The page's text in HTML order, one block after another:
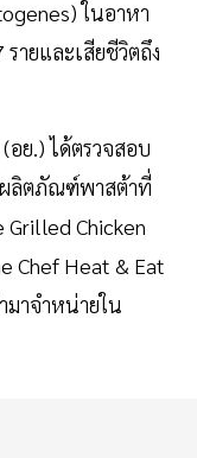
ในอาหา
ายและเสียชีวิตถึง
อย.) ได้ตรวจสอบ
ผลิตภัณฑ์พาสต้าที่
Grilled Chicken
Chef Heat & Eat
มาจำหน่ายใน